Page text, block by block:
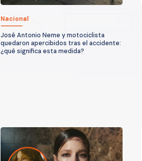
Nacional
José Antonio Neme y motociclista
quedaron apercibidos tras el accidente:
¿qué significa esta medida?